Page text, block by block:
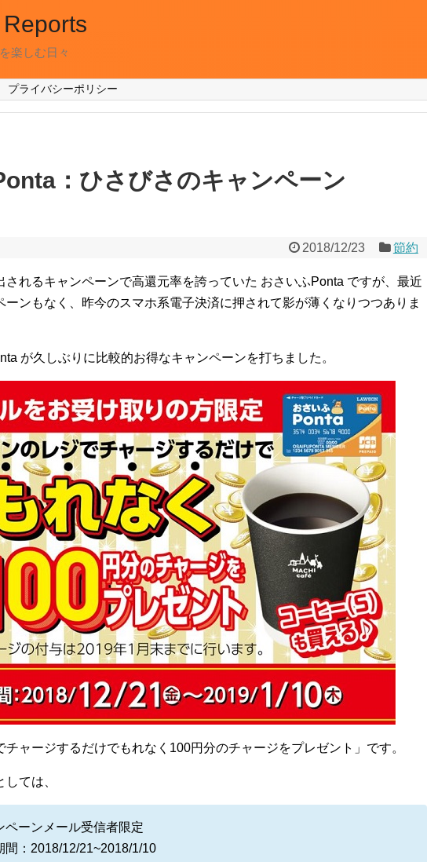
楽しむ日々
プライバシーポリシー
：ひさびさのキャンペーン
2018/12/23 節約
されるキャンペーンで高還元率を誇っていた おさいふPonta ですが、最近
ーンもなく、昨今のスマホ系電子決済に押されて影が薄くなりつつありま
が久しぶりに比較的お得なキャンペーンを打ちました。
チャージするだけでもれなく100円分のチャージをプレゼント」です。
ては、
ペーンメール受信者限定
間：2018/12/21~2018/1/10